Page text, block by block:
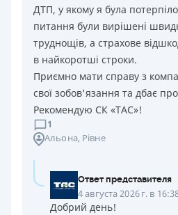
ДТП, у якому я була
питання були вирішені
труднощів, а страхове
в найкоротші строки.
Приємно мати справу з
свої зобов'язання та дбає про
Рекомендую СК «ТАС»!
1
Альона, Рівне
Ответ представителя
4 августа 2026 г. в
Добрий день!